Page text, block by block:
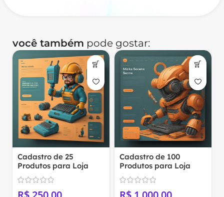
você também pode gostar:
Cadastro de 25
Produtos para Loja
Virtual
Cadastro de 100
Produtos para Loja
Virtual